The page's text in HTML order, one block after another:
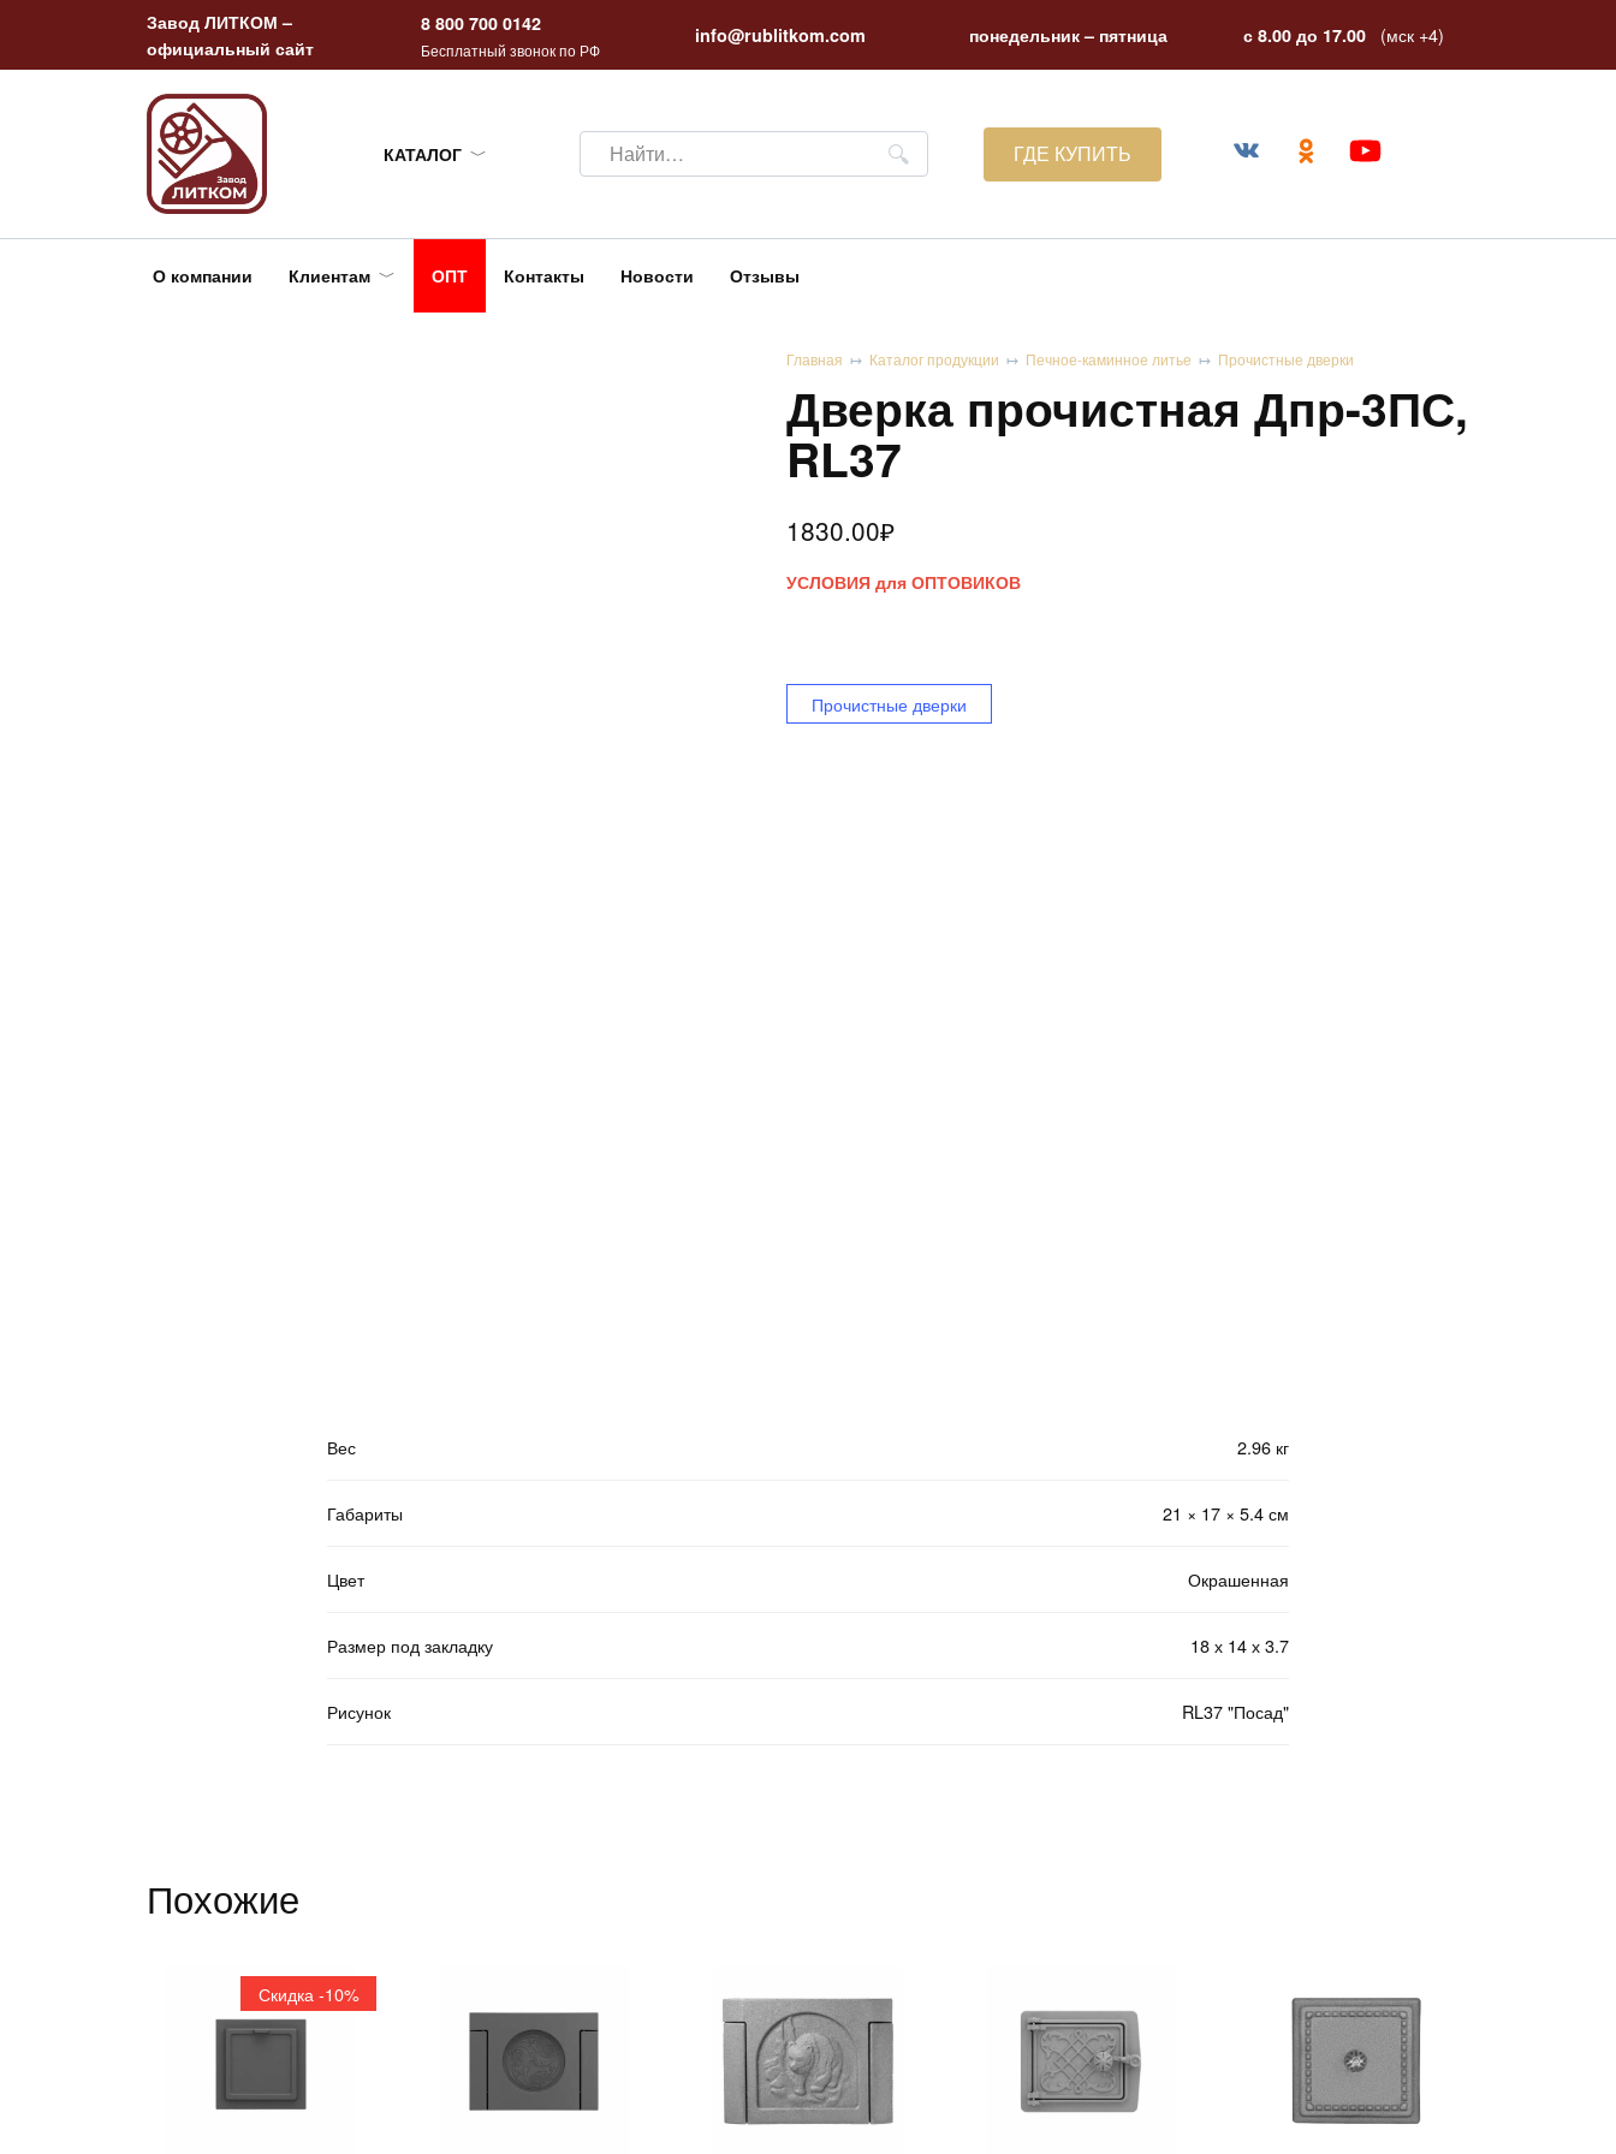
содержанию
Завод ЛИТКОМ –
официальный сайт
8 800 700 0142
Бесплатный звонок по РФ
info@rublitkom.com понедельник – пятница с 8.00 до 17.00 (мск +4)
КАТАЛОГ
Search
for:
ГДЕ КУПИТЬ
О компании Клиентам ОПТ Контакты Новости Отзывы
Главная Каталог продукции Печное-каминное литье Прочистные дверки
Дверка прочистная Дпр-3ПС,
RL37
1830.00₽
УСЛОВИЯ для ОПТОВИКОВ
Прочистные дверки
Вес 2.96 кг
Габариты 21 × 17 × 5.4 см
Цвет Окрашенная
Размер под закладку 18 х 14 х 3.7
Рисунок RL37 "Посад"
Похожие
Скидка -10%